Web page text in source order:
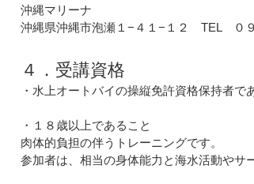
沖縄マリーナ
沖縄県沖縄市泡瀬１−４１−１２　TEL　０
４．受講資格
・水上オートバイの操縦免許資格保持者で
・１８歳以上であること
肉体的負担の伴うトレーニングです。
参加者は、相当の身体能力と海水活動やサ